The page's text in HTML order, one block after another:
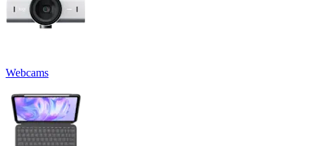
Webcams